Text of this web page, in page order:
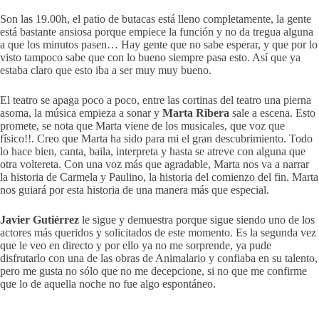
Son las 19.00h, el patio de butacas está lleno completamente, la gente
está bastante ansiosa porque empiece la función y no da tregua alguna
a que los minutos pasen… Hay gente que no sabe esperar, y que por lo
visto tampoco sabe que con lo bueno siempre pasa esto. Así que ya
estaba claro que esto iba a ser muy muy bueno.
El teatro se apaga poco a poco, entre las cortinas del teatro una pierna
asoma, la música empieza a sonar y Marta Ribera sale a escena. Esto
promete, se nota que Marta viene de los musicales, que voz que
físico!!. Creo que Marta ha sido para mi el gran descubrimiento. Todo
lo hace bien, canta, baila, interpreta y hasta se atreve con alguna que
otra voltereta. Con una voz más que agradable, Marta nos va a narrar
la historia de Carmela y Paulino, la historia del comienzo del fin. Marta
nos guiará por esta historia de una manera más que especial.
Javier Gutiérrez le sigue y demuestra porque sigue siendo uno de los
actores más queridos y solicitados de este momento. Es la segunda vez
que le veo en directo y por ello ya no me sorprende, ya pude
disfrutarlo con una de las obras de Animalario y confiaba en su talento,
pero me gusta no sólo que no me decepcione, si no que me confirme
que lo de aquella noche no fue algo espontáneo.